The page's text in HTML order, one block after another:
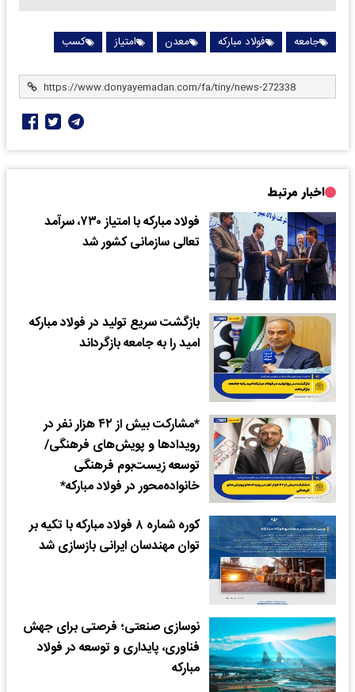
جامعه فولاد مبارکه معدن امتیاز کسب
اخبار مرتبط
فولاد مبارکه با امتیاز ۷۳۰، سرآمد
تعالی سازمانی کشور شد
بازگشت سریع تولید در فولاد مبارکه
امید را به جامعه بازگرداند
*مشارکت بیش از ۴۲ هزار نفر در
رویدادها و پویش‌های فرهنگی/
توسعه زیست‌بوم فرهنگی
خانواده‌محور در فولاد مبارکه*
کوره شماره ۸ فولاد مبارکه با تکیه بر
توان مهندسان ایرانی بازسازی شد
نوسازی صنعتی؛ فرصتی برای جهش
فناوری، پایداری و توسعه در فولاد
مبارکه